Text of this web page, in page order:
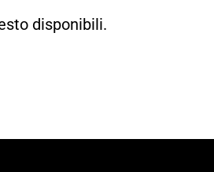
disponibili.